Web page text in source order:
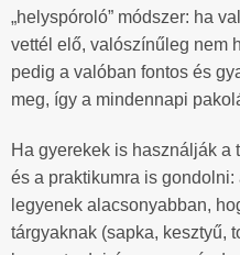
„helyspóroló” módszer: ha
vettél elő, valószínűleg nem
pedig a valóban fontos és
meg, így a mindennapi
Ha gyerekek is használják a
és a praktikumra is
legyenek alacsonyabban,
tárgyaknak (sapka, kesztyű,